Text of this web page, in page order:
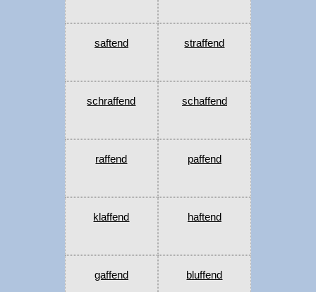
saftend straffend
schraffend schaffend
raffend paffend
klaffend haftend
gaffend bluffend